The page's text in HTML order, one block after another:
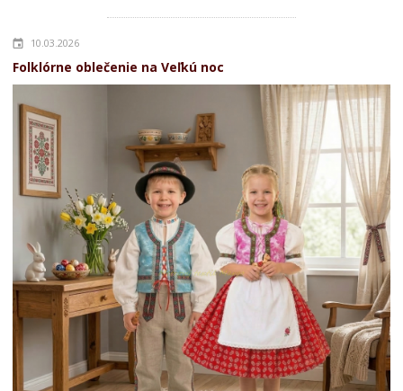
10.03.2026
Folklórne oblečenie na Veľkú noc